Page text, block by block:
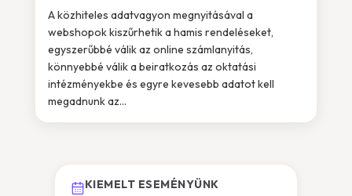
A közhiteles adatvagyon megnyitásával a
webshopok kiszűrhetik a hamis rendeléseket,
egyszerűbbé válik az online számlanyitás,
könnyebbé válik a beiratkozás az oktatási
intézményekbe és egyre kevesebb adatot kell
megadnunk az...
KIEMELT ESEMÉNYÜNK